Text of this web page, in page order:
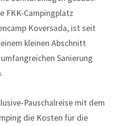
FKK-Campingplatz
Koversada, ist seit
kleinen Abschnitt
Sanierung
Pauschalreise mit dem
die Kosten für die